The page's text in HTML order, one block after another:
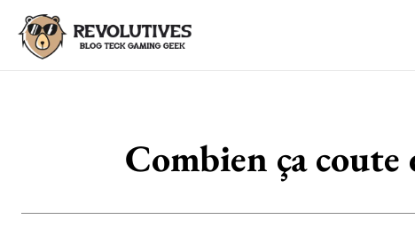
Combien ça coute